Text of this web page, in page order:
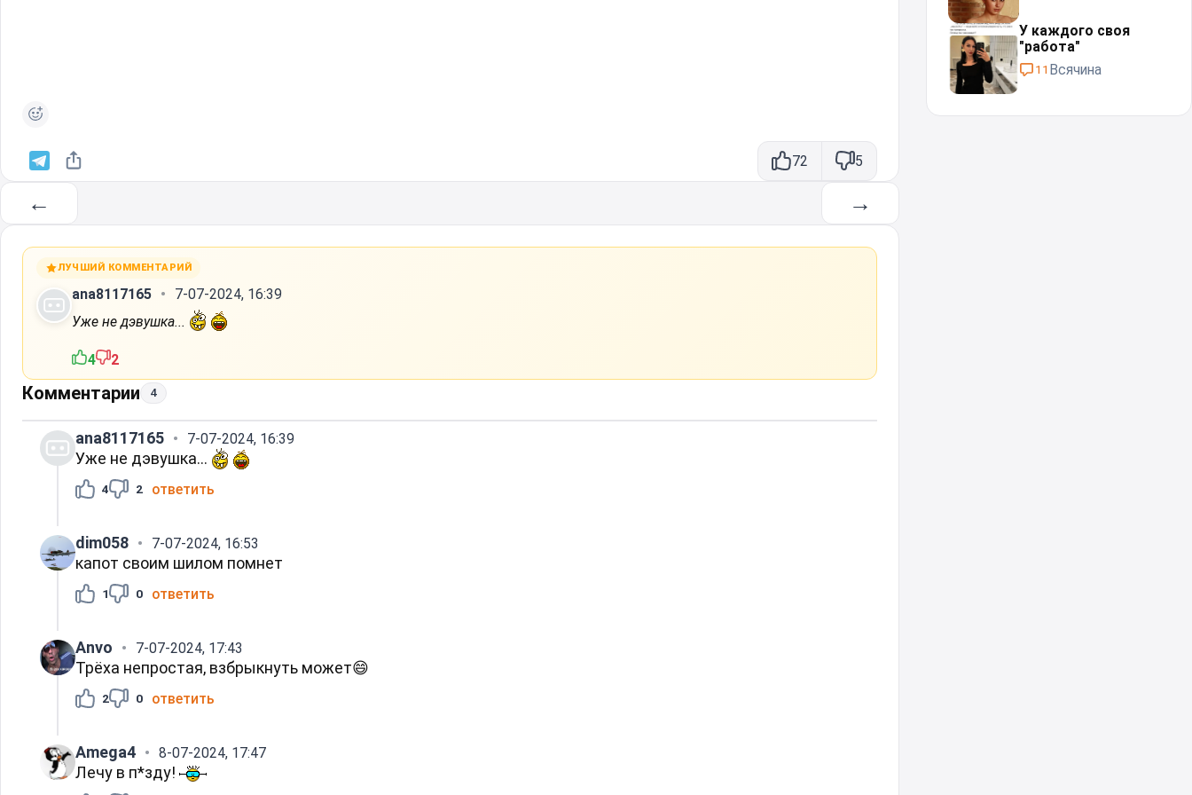
72 5
← →
ЛУЧШИЙ КОММЕНТАРИЙ
ana8117165
7-07-2024, 16:39
Уже не дэвушка...
4 2
Комментарии 4
ana8117165 7-07-2024, 16:39
Уже не дэвушка...
4 2 ответить
dim058 7-07-2024, 16:53
капот своим шилом помнет
1 0 ответить
Anvo 7-07-2024, 17:43
Трёха непростая, взбрыкнуть может😄
2 0 ответить
Amega4 8-07-2024, 17:47
Лечу в п*зду!
У каждого своя
"работа"⁠⁠
11 Всячина